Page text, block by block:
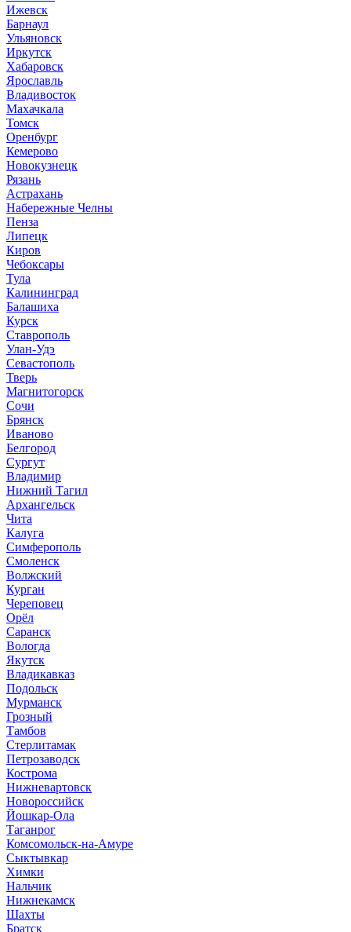
Ижевск
Барнаул
Ульяновск
Иркутск
Хабаровск
Ярославль
Владивосток
Махачкала
Томск
Оренбург
Кемерово
Новокузнецк
Рязань
Астрахань
Набережные Челны
Пенза
Липецк
Киров
Чебоксары
Тула
Калининград
Балашиха
Курск
Ставрополь
Улан-Удэ
Севастополь
Тверь
Магнитогорск
Сочи
Брянск
Иваново
Белгород
Сургут
Владимир
Нижний Тагил
Архангельск
Чита
Калуга
Симферополь
Смоленск
Волжский
Курган
Череповец
Орёл
Саранск
Вологда
Якутск
Владикавказ
Подольск
Мурманск
Грозный
Тамбов
Стерлитамак
Петрозаводск
Кострома
Нижневартовск
Новороссийск
Йошкар-Ола
Таганрог
Комсомольск-на-Амуре
Сыктывкар
Химки
Нальчик
Нижнекамск
Шахты
Братск